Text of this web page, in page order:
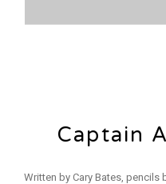
Captain
Written by Cary Bates, pencils